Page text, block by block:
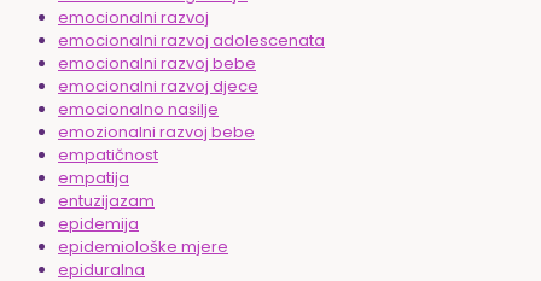
emocionalni razvoj
emocionalni razvoj adolescenata
emocionalni razvoj bebe
emocionalni razvoj djece
emocionalno nasilje
emozionalni razvoj bebe
empatičnost
empatija
entuzijazam
epidemija
epidemiološke mjere
epiduralna